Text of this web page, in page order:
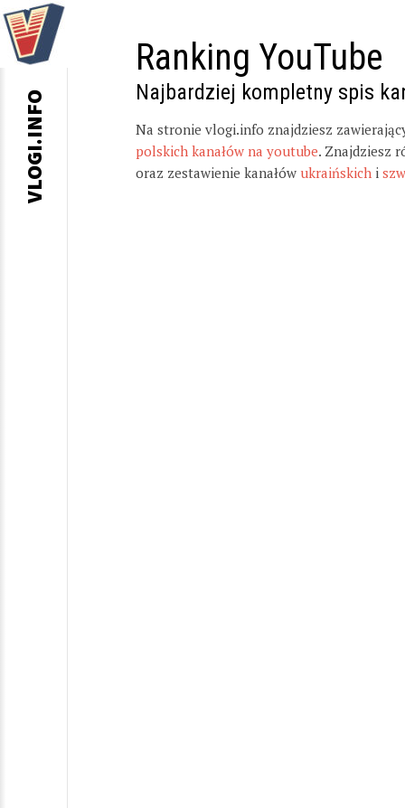
Ranking YouTube
Najbardziej kompletny spis
Na stronie vlogi.info znajdziesz
polskich kanałów na youtube. Znajdziesz
oraz zestawienie kanałów ukraińskich i
VLOGI.INFO